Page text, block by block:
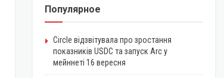
Популярное
Circle відзвітувала про зростання
показників USDC та запуск Arc у
мейннеті 16 вересня